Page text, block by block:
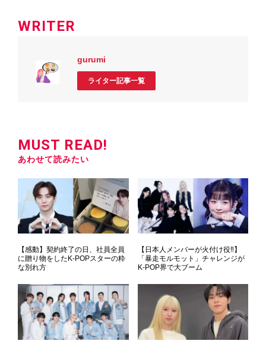
WRITER
gurumi
ライター記事一覧
MUST READ!
あわせて読みたい
【感動】契約終了の日、社員全員
に贈り物をしたK-POPスターの粋
な別れ方
【日本人メンバーが火付け役‼】
「暴走モルモット」チャレンジが
K-POP界で大ブーム